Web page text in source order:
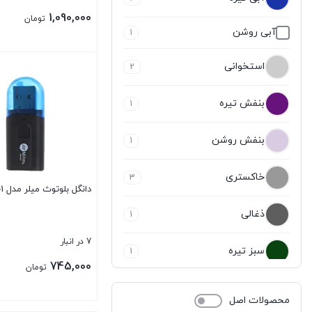
آبی روشن 1
استخوانی 2
بنفش تیره 1
بنفش روشن 1
خاکستری 3
ذغالی 1
سبز تیره 1
محصولات اصل
1,090,000 تومان
دانگل بلوتوث میلر مدل MA-601
7 در انبار
745,000 تومان